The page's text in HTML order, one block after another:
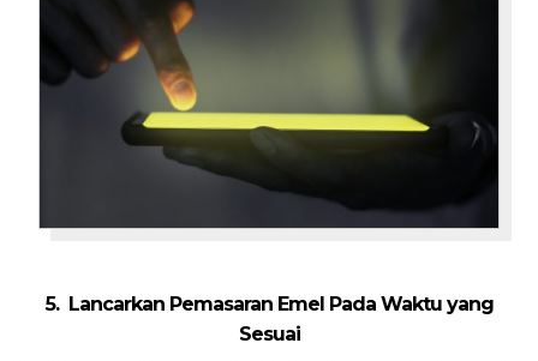
5. Lancarkan Pemasaran Emel Pada Waktu yang
Sesuai